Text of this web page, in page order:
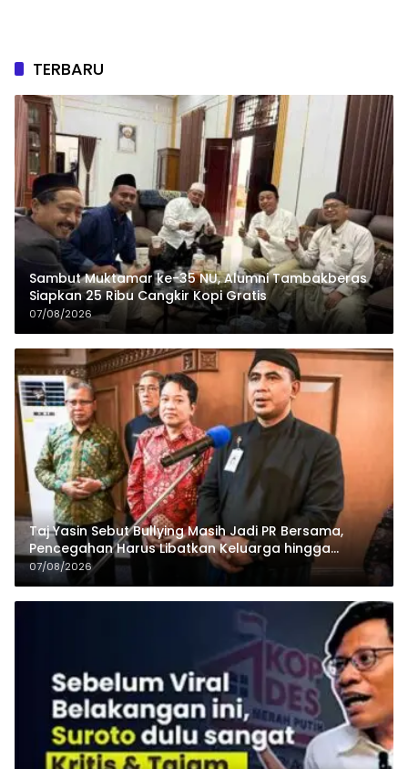
TERBARU
Sambut Muktamar ke-35 NU, Alumni Tambakberas
Siapkan 25 Ribu Cangkir Kopi Gratis
07/08/2026
Taj Yasin Sebut Bullying Masih Jadi PR Bersama,
Pencegahan Harus Libatkan Keluarga hingga
Pesantren
07/08/2026